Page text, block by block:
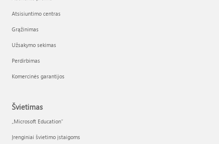
Atsisiuntimo centras
Grąžinimas
Užsakymo sekimas
Perdirbimas
Komercinės garantijos
Švietimas
„Microsoft Education“
Įrenginiai švietimo įstaigoms